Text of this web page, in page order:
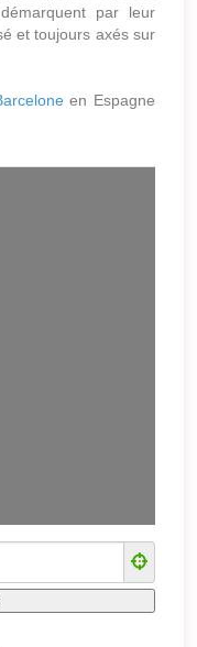
par leur
et toujours axés sur
en Espagne